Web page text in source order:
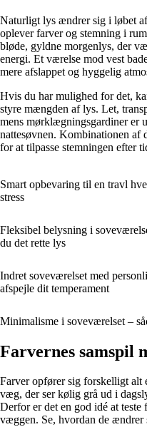
Naturligt lys ændrer sig i løbet
oplever farver og stemning i
bløde, gyldne morgenlys, der
energi. Et værelse mod vest
mere afslappet og hyggelig
Hvis du har mulighed for det,
styre mængden af lys. Let,
mens mørklægningsgardiner er
nattesøvnen. Kombinationen
for at tilpasse stemningen efter
Smart opbevaring til en travl
stress
Fleksibel belysning i
du det rette lys
Indret soveværelset med
afspejle dit temperament
Minimalisme i soveværelset –
Farvernes samspil
Farver opfører sig forskelligt alt
væg, der ser kølig grå ud i
Derfor er det en god idé at
væggen. Se, hvordan de ændrer